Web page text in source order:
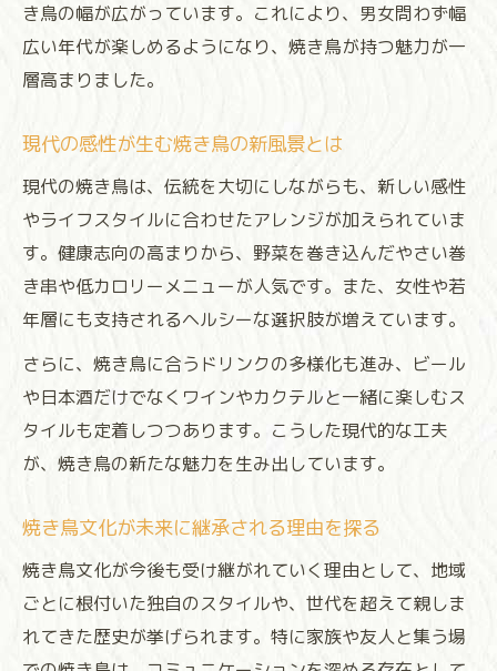
き鳥の幅が広がっています。これにより、男女問わず幅
広い年代が楽しめるようになり、焼き鳥が持つ魅力が一
層高まりました。
現代の感性が生む焼き鳥の新風景とは
現代の焼き鳥は、伝統を大切にしながらも、新しい感性
やライフスタイルに合わせたアレンジが加えられていま
す。健康志向の高まりから、野菜を巻き込んだやさい巻
き串や低カロリーメニューが人気です。また、女性や若
年層にも支持されるヘルシーな選択肢が増えています。
さらに、焼き鳥に合うドリンクの多様化も進み、ビール
や日本酒だけでなくワインやカクテルと一緒に楽しむス
タイルも定着しつつあります。こうした現代的な工夫
が、焼き鳥の新たな魅力を生み出しています。
焼き鳥文化が未来に継承される理由を探る
焼き鳥文化が今後も受け継がれていく理由として、地域
ごとに根付いた独自のスタイルや、世代を超えて親しま
れてきた歴史が挙げられます。特に家族や友人と集う場